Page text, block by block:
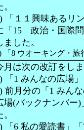
「１１興味あるリ
「15 政治・国際
ました。
「8 ウオーキング・
月は次の改訂をし
「1 みんなの広場
前月分の「1 みん
場(バックナンバー)
「6 私の愛読書」